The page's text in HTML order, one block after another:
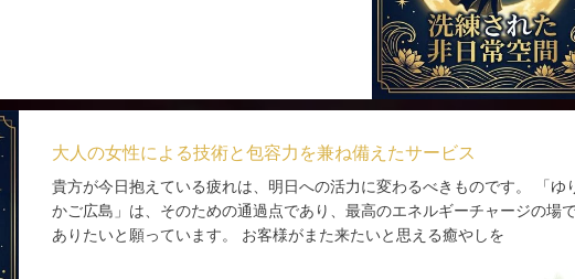
大人の女性による技術と包容力を兼ね備えたサービス
貴方が今日抱えている疲れは、明日への活力に変わるべきものです。 「ゆ
かご広島」は、そのための通過点であり、最高のエネルギーチャージの場
ありたいと願っています。 お客様がまた来たいと思える癒やしを